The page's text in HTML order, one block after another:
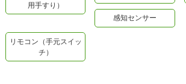
用手すり）
感知センサー
リモコン（手元スイッ
チ）